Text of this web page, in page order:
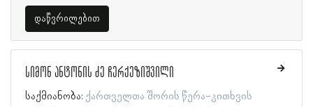
დაწვრილებით
სიმონ ანტონის ძე ჩერქეზიშვილი
საქმიანობა: ქართველთა შორის წერა-კითხვის